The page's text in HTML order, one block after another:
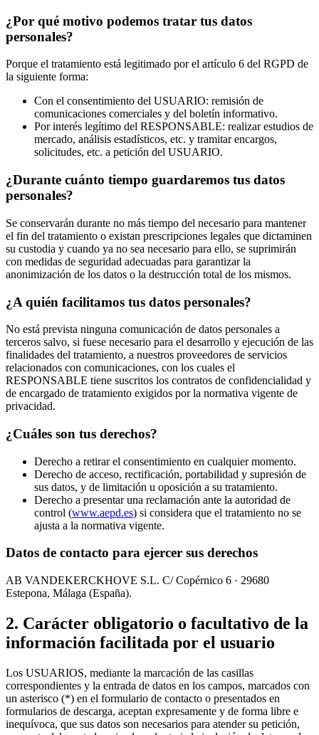
¿Por qué motivo podemos tratar tus datos
personales?
Porque el tratamiento está legitimado por el artículo 6 del RGPD de
la siguiente forma:
Con el consentimiento del USUARIO: remisión de
comunicaciones comerciales y del boletín informativo.
Por interés legítimo del RESPONSABLE: realizar estudios de
mercado, análisis estadísticos, etc. y tramitar encargos,
solicitudes, etc. a petición del USUARIO.
¿Durante cuánto tiempo guardaremos tus datos
personales?
Se conservarán durante no más tiempo del necesario para mantener
el fin del tratamiento o existan prescripciones legales que dictaminen
su custodia y cuando ya no sea necesario para ello, se suprimirán
con medidas de seguridad adecuadas para garantizar la
anonimización de los datos o la destrucción total de los mismos.
¿A quién facilitamos tus datos personales?
No está prevista ninguna comunicación de datos personales a
terceros salvo, si fuese necesario para el desarrollo y ejecución de las
finalidades del tratamiento, a nuestros proveedores de servicios
relacionados con comunicaciones, con los cuales el
RESPONSABLE tiene suscritos los contratos de confidencialidad y
de encargado de tratamiento exigidos por la normativa vigente de
privacidad.
¿Cuáles son tus derechos?
Derecho a retirar el consentimiento en cualquier momento.
Derecho de acceso, rectificación, portabilidad y supresión de
sus datos, y de limitación u oposición a su tratamiento.
Derecho a presentar una reclamación ante la autoridad de
control (www.aepd.es) si considera que el tratamiento no se
ajusta a la normativa vigente.
Datos de contacto para ejercer sus derechos
AB VANDEKERCKHOVE S.L. C/ Copérnico 6 · 29680
Estepona, Málaga (España).
2. Carácter obligatorio o facultativo de la
información facilitada por el usuario
Los USUARIOS, mediante la marcación de las casillas
correspondientes y la entrada de datos en los campos, marcados con
un asterisco (*) en el formulario de contacto o presentados en
formularios de descarga, aceptan expresamente y de forma libre e
inequívoca, que sus datos son necesarios para atender su petición,